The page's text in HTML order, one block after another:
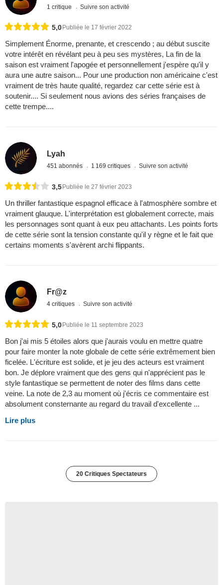
1 critique Suivre son activité
5,0 Publiée le 17 février 2022
Simplement Énorme, prenante, et crescendo ; au début suscite
votre intérêt en révélant peu à peu ses mystères, La fin de la
saison est vraiment l'apogée et personnellement j'espère qu'il y
aura une autre saison... Pour une production non américaine c'est
vraiment de très haute qualité, regardez car cette série est à
soutenir.... Si seulement nous avions des séries françaises de
cette trempe....
Lyah
451 abonnés 1 169 critiques Suivre son activité
3,5Publiée le 27 février 2023
Un thriller fantastique espagnol efficace à l'atmosphère sombre et
vraiment glauque. L'interprétation est globalement correcte, mais
les personnages sont quant à eux peu attachants. Les points forts
de cette série sont la tension constante qu'il y règne et le fait que
certains moments s'avèrent archi flippants.
Fr@z
4 critiques Suivre son activité
5,0Publiée le 11 septembre 2023
Bon j'ai mis 5 étoiles alors que j'aurais voulu en mettre quatre
pour faire monter la note globale de cette série extrêmement bien
ficelée. L'écriture est solide, et je jeu des acteurs est vraiment
bon. Je déplore vraiment que des gens qui n'apprécient pas le
style fantastique se permettent de noter des films dans cette
veine. La note de 2,3 au moment où j'écris ce commentaire est
absolument consternante au regard du travail d'excellente ...
Lire plus
20 Critiques Spectateurs